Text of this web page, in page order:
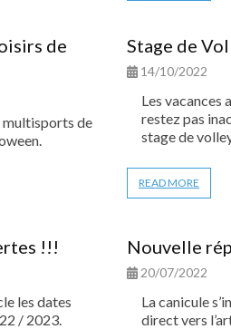
de
multisports de
Stage de
14/10/2022
Les vacances
restez pas
stage de
READ MORE
!!!
les dates
/ 2023.
Nouvelle
20/07/2022
La canicule
direct vers